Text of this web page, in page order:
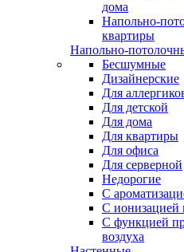
дома
Напольно-
квартиры
Напольно-
Бесшумные
Дизайнерские
Для
Для детской
Для дома
Для квартиры
Для офиса
Для серверной
Недорогие
С
С ионизацией
С функцией
воздуха